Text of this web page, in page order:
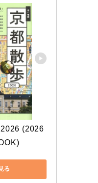
(2026
る